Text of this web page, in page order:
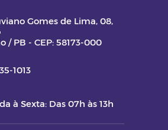
Gomes de Lima, 08,
/ PB - CEP: 58173-000
1013
à Sexta: Das 07h às 13h